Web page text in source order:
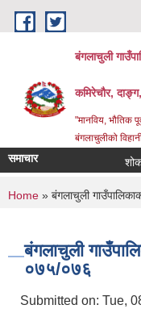
Skip to main content
बंगलाचुली
कमिरेचौर,
"मानविय, भौतिक
बंगलाचुलीको
समाचार शोक
You are
Home » बंगलाचुली
बंगलाचुली
०७५/०७६
Submitted on: Tue,